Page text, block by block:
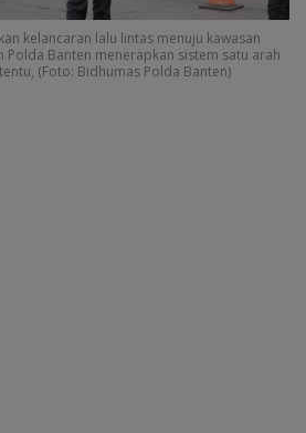
kelancaran lalu lintas menuju kawasan
Polda Banten menerapkan sistem satu arah
(Foto: Bidhumas Polda Banten)